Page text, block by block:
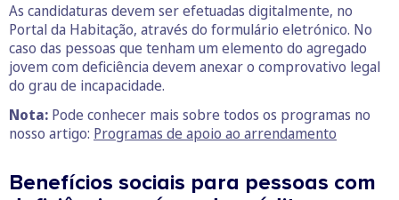
As candidaturas devem ser efetuadas digitalmente, no
Portal da Habitação, através do formulário eletrónico. No
caso das pessoas que tenham um elemento do agregado
jovem com deficiência devem anexar o comprovativo legal
do grau de incapacidade.
Nota: Pode conhecer mais sobre todos os programas no
nosso artigo: Programas de apoio ao arrendamento
Benefícios sociais para pessoas com